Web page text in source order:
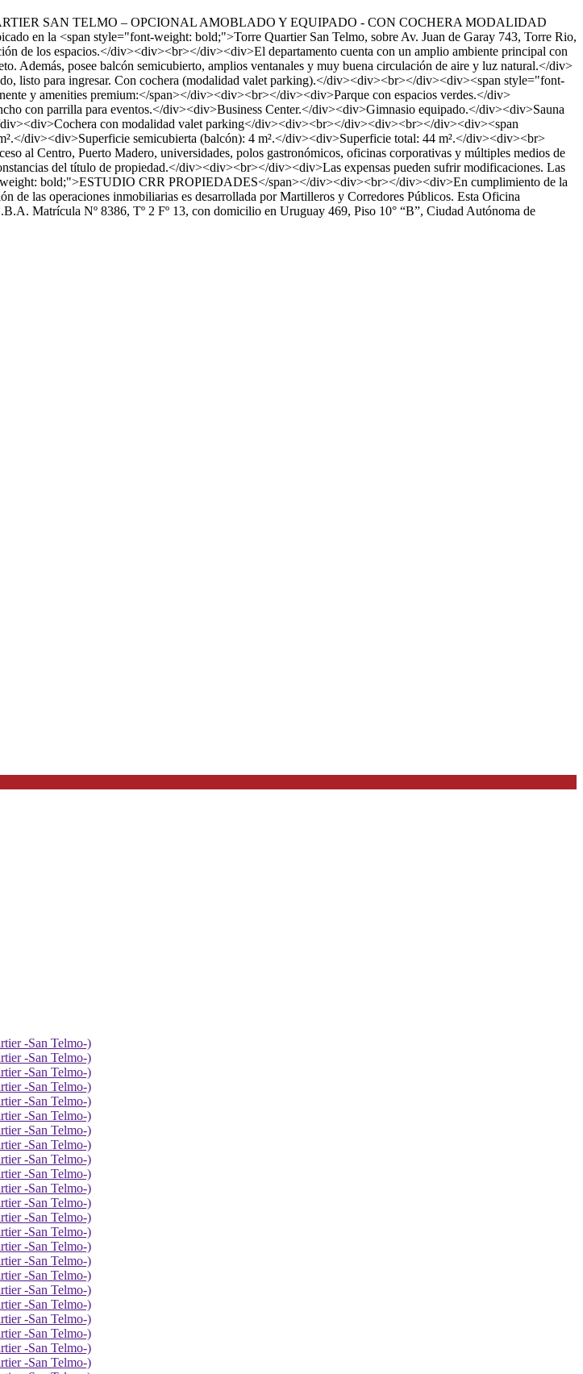
SAN TELMO – OPCIONAL AMOBLADO Y EQUIPADO - CON COCHERA MODALIDAD
en la <span style="font-weight: bold;">Torre Quartier San Telmo, sobre Av. Juan de Garay 743, Torre Rio,
de los espacios.</div><div><br></div><div>El departamento cuenta con un amplio ambiente principal con
Además, posee balcón semicubierto, amplios ventanales y muy buena circulación de aire y luz natural.</div>
listo para ingresar. Con cochera (modalidad valet parking).</div><div><br></div><div><span style="font-
y amenities premium:</span></div><div><br></div><div>Parque con espacios verdes.</div>
con parrilla para eventos.</div><div>Business Center.</div><div>Gimnasio equipado.</div><div>Sauna
con modalidad valet parking</div><div><br></div><div><br></div><div><span
div><div>Superficie semicubierta (balcón): 4 m².</div><div>Superficie total: 44 m².</div><div><br>
al Centro, Puerto Madero, universidades, polos gastronómicos, oficinas corporativas y múltiples medios de
del título de propiedad.</div><div><br></div><div>Las expensas pueden sufrir modificaciones. Las
bold;">ESTUDIO CRR PROPIEDADES</span></div><div><br></div><div>En cumplimiento de la
de las operaciones inmobiliarias es desarrollada por Martilleros y Corredores Públicos. Esta Oficina
Matrícula Nº 8386, Tº 2 Fº 13, con domicilio en Uruguay 469, Piso 10° “B”, Ciudad Autónoma de